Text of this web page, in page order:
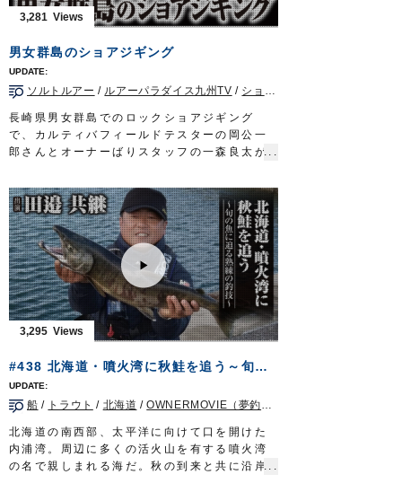
・最強根巻糸中or太
・ボビンホルダーEX
・ジギング組糸240lb
ルアー合衆国 三重テレビ放送 毎週土曜
日 22時30分～22時45分放送
http://lure-us.com/
OWNERMOVIE
http://ownertv.jp/
オーナーばりwebsite
http://www.owner.co.jp
3,281
男女群島のショアジギング
ソルトルアー / ルアーパラダイス九州TV / ショア青物
長崎県男女群島でのロックショアジギング
で、カルティバフィールドテスターの岡公一
郎さんとオーナーばりスタッフの一森良太が
水面で勝負するトップウォータープラグに対
し、海底から釣り始めるメタルジグは、ある
意味両極端なアプローチですが、双方やるこ
とで互いを補い合うメリットもあります。
状況に応じてそれぞれを駆使し、良型スマガ
ツオやヒレナガカンパチなどをキャッチしま
した。
■使用アイテム
・撃投ジグ レイドバック 100g
・撃投ジグ ストライク250g、200g
・マスクドスピンM
・ファイアツイン120g
・ショートジグアシスト1/0
・STX-58#3
■撮影協力
平戸市田平/あじか磯釣りセンター様
2021年11月20日に放送された『ルアーパラ
3,295
#438 北海道・噴火湾に秋鮭を追う～旬の魚に迫る熟練の釣技～
船 / トラウト / 北海道 /OWNERMOVIE（夢釣行）
北海道の南西部、太平洋に向けて口を開けた
内浦湾。周辺に多くの活火山を有する噴火湾
の名で親しまれる海だ。秋の到来と共に沿岸